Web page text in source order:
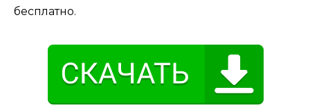
бесплатно.